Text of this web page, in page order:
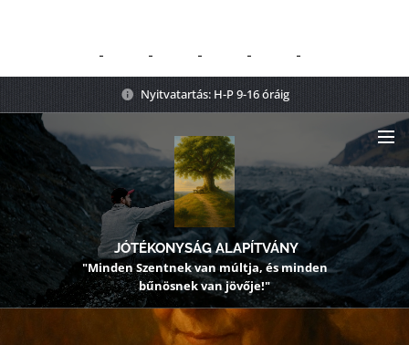
Nyitvatartás: H-P 9-16 óráig
JÓTÉKONYSÁG ALAPÍTVÁNY
"Minden Szentnek van múltja, és minden
bűnösnek van jövője!"